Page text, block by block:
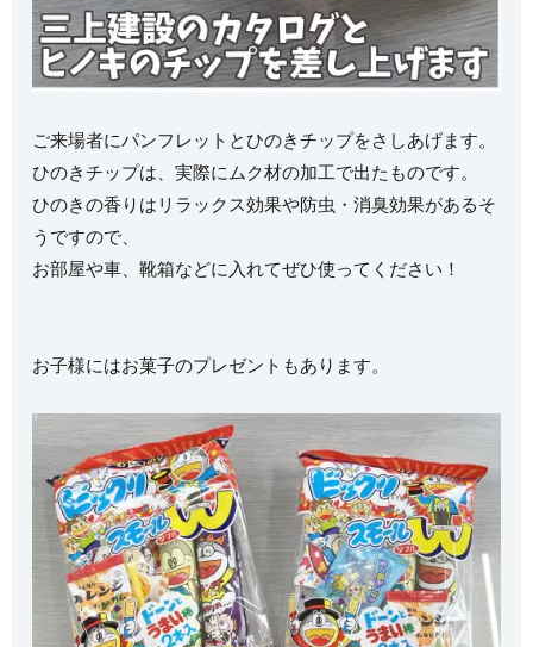
ご来場者にパンフレットとひのきチップをさしあげます。
ひのきチップは、実際にムク材の加工で出たものです。
ひのきの香りはリラックス効果や防虫・消臭効果があるそ
うですので、
お部屋や車、靴箱などに入れてぜひ使ってください！
お子様にはお菓子のプレゼントもあります。